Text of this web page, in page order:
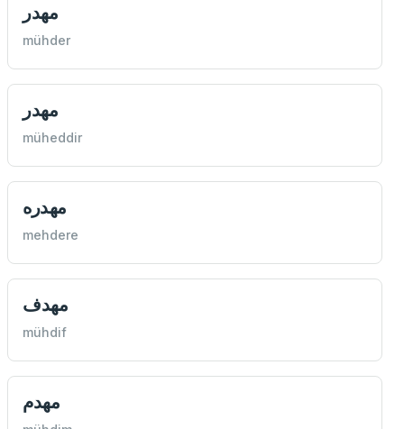
مهدر
mühder
مهدر
müheddir
مهدره
mehdere
مهدف
mühdif
مهدم